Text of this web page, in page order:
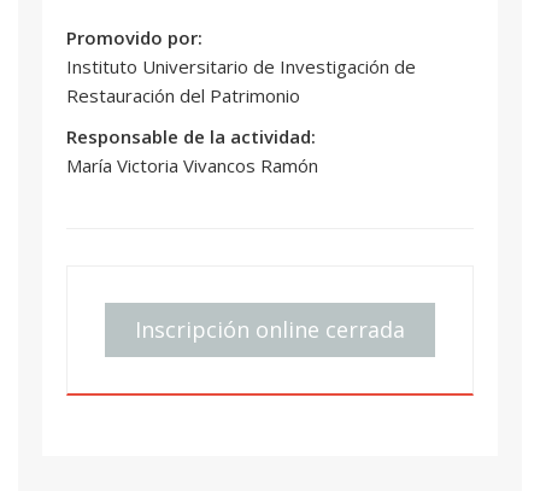
Promovido por:
Instituto Universitario de Investigación de
Restauración del Patrimonio
Responsable de la actividad:
María Victoria Vivancos Ramón
Inscripción online cerrada